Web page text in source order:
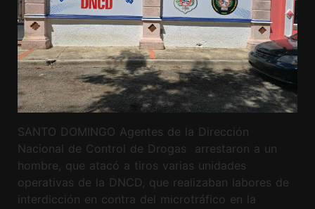
SANTO DOMINGO Agentes de la Dirección
Nacional de Control de Drogas arrestaron a un
hombre, que atacó a tiros varias unidades
operativas de la DNCD, que realizaban labores de
interdicción en contra del microtráfico en la